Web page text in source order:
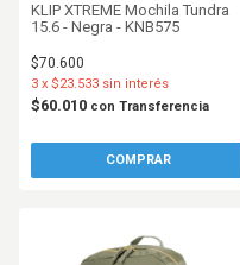
KLIP XTREME Mochila Tundra
15.6 - Negra - KNB575
$70.600
$60.010 con Transferencia
3 x $23.533 sin interés